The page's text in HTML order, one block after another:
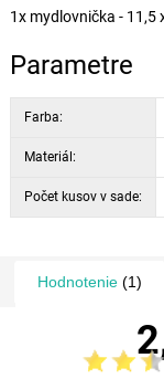
1x mydlovnička - 11,5
Parametre
Farba:
Materiál:
Počet kusov v sade:
Hodnotenie(1)